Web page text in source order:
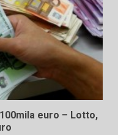
euro – Lotto,